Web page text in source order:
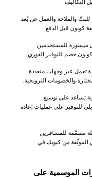
التكاليف.
للبثّ والملاحة والعمل عن بُعد
كوبون قبل الدفع.
ميسورة للمستخدمين
خصم للتوفير الفوري.
تعمل عبر وجهات متعددة
والخصومات الترويجية.
تساعد على توسيع
للتوفير على عمليات إعادة
مصمَّمة للمسافرين
الموثّقة من كيوبك في
الموسمية على